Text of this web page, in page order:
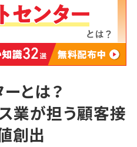
とは？
業が担う顧客接
創出